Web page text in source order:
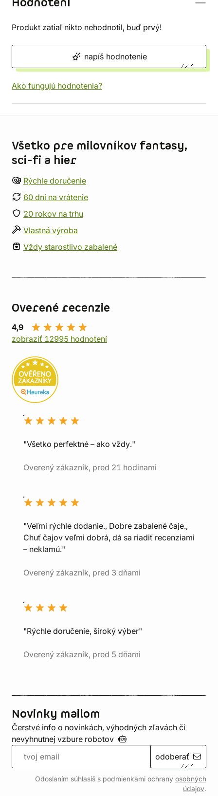
Produkt zatiaľ nikto nehodnotil, buď prvý!
napíš hodnotenie
Ako fungujú hodnotenia?
Všetko pre milovníkov fantasy,
sci-fi a hier
Rýchle doručenie
60 dní na vrátenie
20 rokov na trhu
Vlastná výroba
Vždy starostlivo zabalené
Overené recenzie
4,9
zobraziť 12995 hodnotení
"Všetko perfektné – ako vždy."
Overený zákazník, pred 21 hodinami
"Veľmi rýchle dodanie., Dobre zabalené čaje.,
Chuť čajov veľmi dobrá, dá sa riadiť recenziami
– neklamú."
Overený zákazník, pred 3 dňami
"Rýchle doručenie, široký výber"
Overený zákazník, pred 5 dňami
Novinky mailom
Čerstvé info o novinkách, výhodných zľavách či
nevyhnutnej vzbure robotov
odoberať
Odoslaním súhlasíš s podmienkami ochrany osobných
údajov.